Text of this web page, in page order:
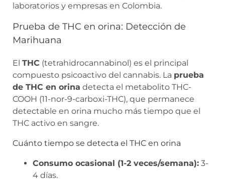
laboratorios y empresas en Colombia.
Prueba de THC en orina: Detección de
Marihuana
El THC (tetrahidrocannabinol) es el principal
compuesto psicoactivo del cannabis. La prueba
de THC en orina detecta el metabolito THC-
COOH (11-nor-9-carboxi-THC), que permanece
detectable en orina mucho más tiempo que el
THC activo en sangre.
Cuánto tiempo se detecta el THC en orina
Consumo ocasional (1-2 veces/semana): 3-
4 días.